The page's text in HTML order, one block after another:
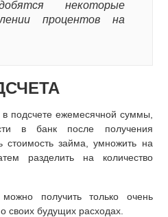
некоторые
процентов на
подсчете ежемесячной суммы,
в банк после получения
стоимость займа, умножить на
разделить на количество
получить только очень
своих будущих расходах.